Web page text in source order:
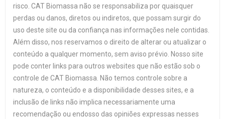
risco. CAT Biomassa não se responsabiliza por quaisquer
perdas ou danos, diretos ou indiretos, que possam surgir do
uso deste site ou da confiança nas informações nele contidas.
Além disso, nos reservamos o direito de alterar ou atualizar o
conteúdo a qualquer momento, sem aviso prévio. Nosso site
pode conter links para outros websites que não estão sob o
controle de CAT Biomassa. Não temos controle sobre a
natureza, o conteúdo e a disponibilidade desses sites, e a
inclusão de links não implica necessariamente uma
recomendação ou endosso das opiniões expressas nesses